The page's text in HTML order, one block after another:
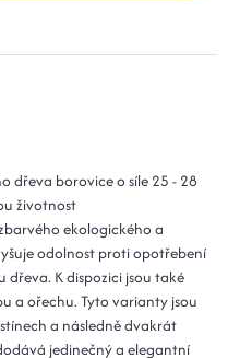
dřeva borovice o síle 25 - 28
životnost
ekologického a
odolnost proti opotřebení
K dispozici jsou také
a ořechu. Tyto varianty jsou
a následně dvakrát
jedinečný a elegantní